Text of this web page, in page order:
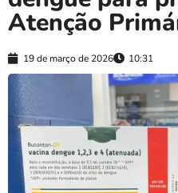
Atenção
19 de março de 2026 10:31